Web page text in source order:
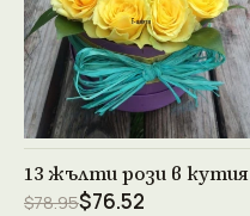
Виж продукта →
13 жълти рози в кутия
$78.95$76.52